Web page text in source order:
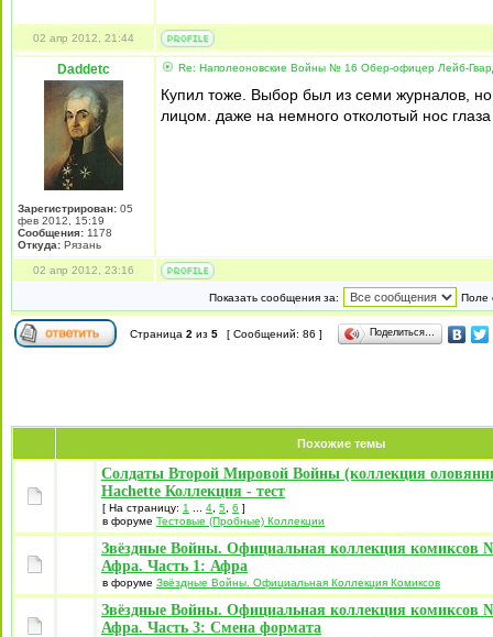
02 апр 2012, 21:44
Daddetc
Зарегистрирован: 05
фев 2012, 15:19
Сообщения: 1178
Откуда: Рязань
Re: Наполеоновские Войны № 16 Обер-офицер Лейб-
Купил тоже. Выбор был из семи журналов,
лицом. даже на немного отколотый нос
02 апр 2012, 23:16
Показать сообщения за: Поле
Страница 2 из 5 [ Сообщений: 86 ] Поделиться…
Похожие темы
Солдаты Второй Мировой Войны (коллекция
Hachette Коллекция - тест
[ На страницу: 1 4 5 6 ]
в форуме Тестовые (Пробные) Коллекции
Звёздные Войны. Официальная коллекция комиксов
Афра. Часть 1: Афра
в форуме Звёздные Войны. Официальная Коллекция Комиксов
Звёздные Войны. Официальная коллекция комиксов
Афра. Часть 3: Смена формата